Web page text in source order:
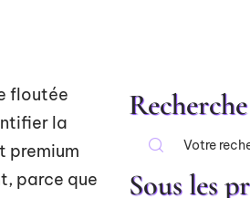
floutée
la
premium
parce que
Recherche
Sous les